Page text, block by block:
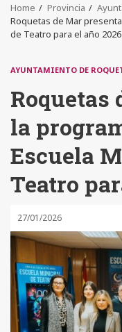
Home Provincia
Roquetas de Mar
de Teatro para el año 2026
AYUNTAMIENTO DE
Roquetas
la
Escuela
Teatro
27/01/2026